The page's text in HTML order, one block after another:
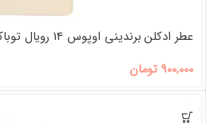
عطر ادکلن برندینی اوپوس 14 رویال توباکو مردانه و زنانه
900,000 تومان